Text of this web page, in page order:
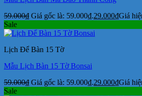
59.000₫ Giá gốc là: 59.000₫.29.000₫Giá
Sale
Lịch Để Bàn 15 Tờ
Mẫu Lịch Bàn 15 Tờ Bonsai
59.000₫ Giá gốc là: 59.000₫.29.000₫Giá
Sale